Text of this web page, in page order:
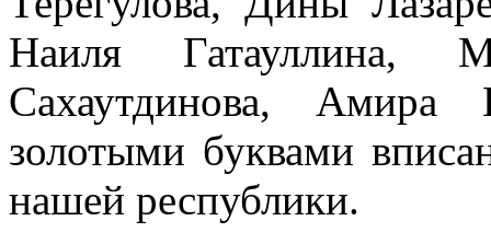
Наиля Гатауллина,
Сахаутдинова,
золотыми буквами
нашей республики.